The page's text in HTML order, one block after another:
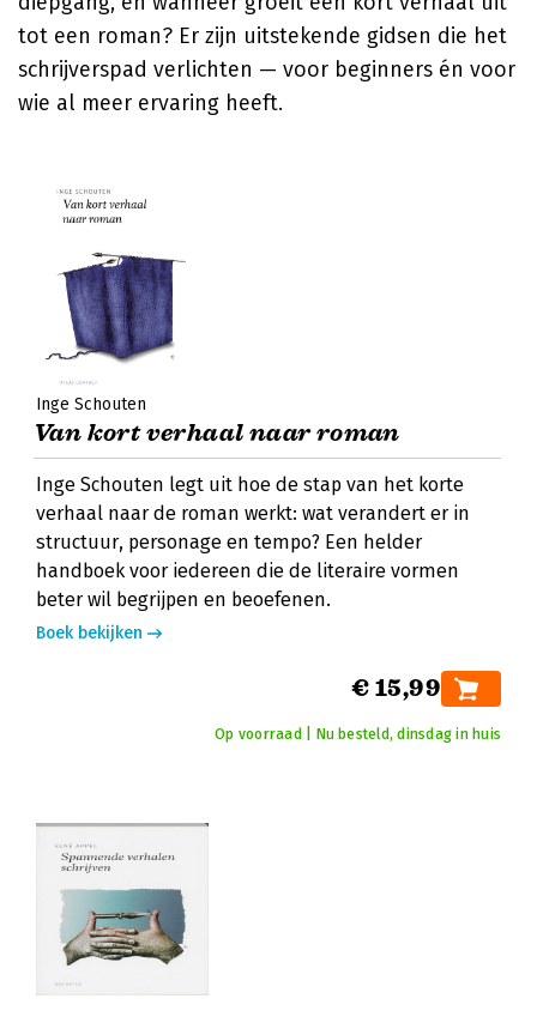
tot een roman? Er zijn uitstekende gidsen die het
schrijverspad verlichten — voor beginners én voor
wie al meer ervaring heeft.
Inge Schouten
Van kort verhaal naar roman
Inge Schouten legt uit hoe de stap van het korte
verhaal naar de roman werkt: wat verandert er in
structuur, personage en tempo? Een helder
handboek voor iedereen die de literaire vormen
beter wil begrijpen en beoefenen.
Boek bekijken
€ 15,99
Op voorraad | Nu besteld, dinsdag in huis